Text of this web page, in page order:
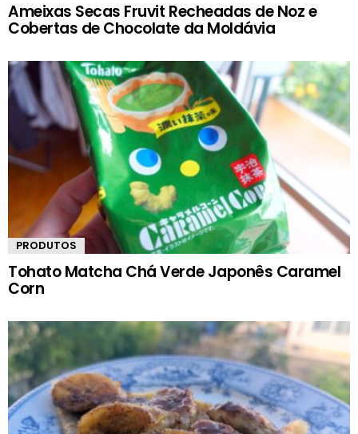
Ameixas Secas Fruvit Recheadas de Noz e
Cobertas de Chocolate da Moldávia
PRODUTOS
Tohato Matcha Chá Verde Japonês Caramel
Corn